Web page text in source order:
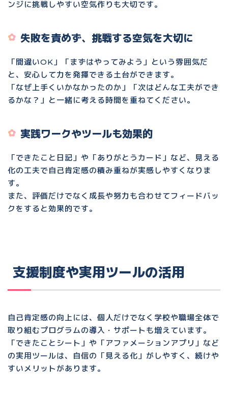
ンジに挑戦しやすい空気作りも大切です。
失敗を責めず、挑戦する空気を大切に
「間違いOK」「まずはやってみよう」という雰囲気だ
と、安心して力を発揮できる土台ができます。
「なぜ上手くいかなかったのか」「次はどんな工夫ができ
るかな？」と一緒に考える時間を重ねてください。
実践ワークやツールも効果的
「できたこと日記」や「ありがとうカード」など、見える
化の工夫で自己肯定感の積み重ねが実感しやすくなりま
す。
また、評価だけでなく成長や努力も合わせてフィードバッ
クをすると効果的です。
支援制度や実用ツールの活用
自己肯定感の向上には、個人だけでなく学校や職場全体で
取り組むプログラムの導入・サポートも増えています。
「できたことシート」や「アファメーションアプリ」など
の実用ツールは、自信の「見える化」がしやすく、続けや
すいメリットがあります。